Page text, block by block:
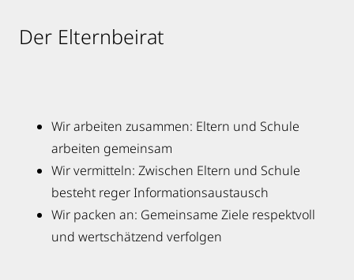
Der Elternbeirat
Wir arbeiten zusammen: Eltern und Schule
arbeiten gemeinsam
Wir vermitteln: Zwischen Eltern und Schule
besteht reger Informationsaustausch
Wir packen an: Gemeinsame Ziele respektvoll
und wertschätzend verfolgen